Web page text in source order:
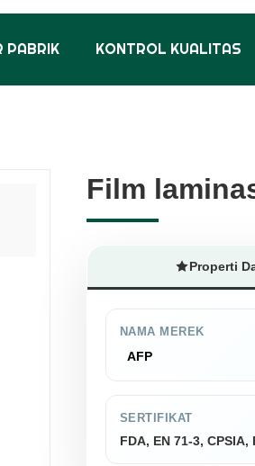
PABRIK KONTROL KUALITAS
Film
Film
Properti
NAMA MEREK
AFP
SERTIFIKAT
FDA, EN 71-3, CPSIA,